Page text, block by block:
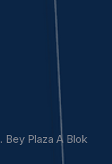
Bey Plaza A Blok